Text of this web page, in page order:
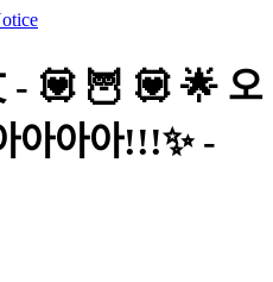
💟 🦉 💟 🌟 오
아아아!!!✨ -